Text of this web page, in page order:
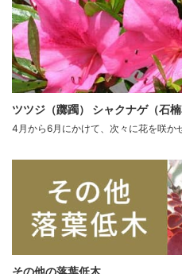
ツツジ（躑躅） シャクナゲ（石楠
4月から6月にかけて、次々に花を咲か
その他の落葉低木